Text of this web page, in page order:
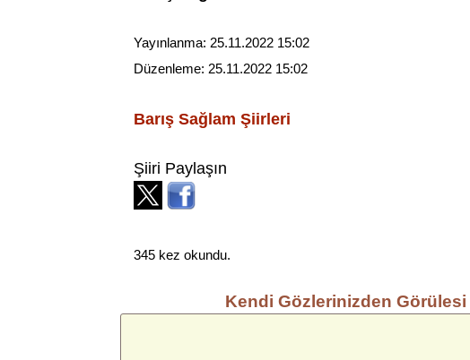
Yayınlanma: 25.11.2022 15:02
Düzenleme: 25.11.2022 15:02
Barış Sağlam Şiirleri
Şiiri Paylaşın
345 kez okundu.
Kendi Gözlerinizden Görülesi